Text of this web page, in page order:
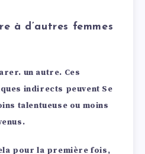
à d’autres femmes
un autre. Ces
indirects peuvent Se
talentueuse ou moins
pour la première fois,